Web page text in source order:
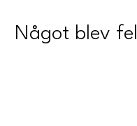
Något blev fel